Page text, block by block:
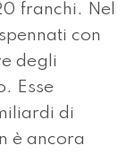
franchi. Nel
con
degli
Esse
di
è ancora